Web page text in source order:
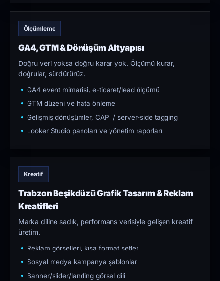
Ölçümleme
GA4, GTM & Dönüşüm Altyapısı
Doğru veri yoksa doğru karar yok. Ölçümü kurar,
doğrular, sürdürürüz.
GA4 event mimarisi, e-ticaret/lead ölçümü
GTM düzeni ve hata önleme
Gelişmiş dönüşümler, CAPI / server-side tagging
Looker Studio panoları ve yönetim raporları
Kreatif
Trabzon Beşikdüzü Grafik Tasarım & Reklam
Kreatifleri
Marka diline sadık, performans verisiyle gelişen kreatif
üretim.
Reklam görselleri, kısa format setler
Sosyal medya kampanya şablonları
Banner/slider/landing görsel dili